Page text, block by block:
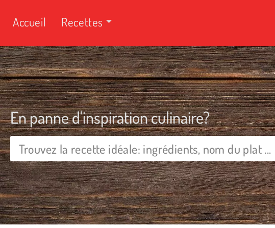
Accueil Recettes
En panne d'inspiration culinaire?